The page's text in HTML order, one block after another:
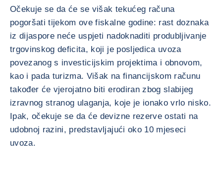
Očekuje se da će se višak tekućeg računa
pogoršati tijekom ove fiskalne godine: rast doznaka
iz dijaspore neće uspjeti nadoknaditi produbljivanje
trgovinskog deficita, koji je posljedica uvoza
povezanog s investicijskim projektima i obnovom,
kao i pada turizma. Višak na financijskom računu
također će vjerojatno biti erodiran zbog slabijeg
izravnog stranog ulaganja, koje je ionako vrlo nisko.
Ipak, očekuje se da će devizne rezerve ostati na
udobnoj razini, predstavljajući oko 10 mjeseci
uvoza.